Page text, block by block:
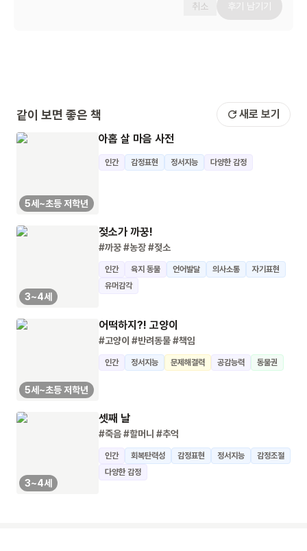
취소 후기 남기기
같이 보면 좋은 책 새로 보기
5세~초등 저학년
아홉 살 마음 사전
인간 감정표현 정서지능 다양한 감정
3~4세
젖소가 까꿍!
#까꿍#농장#젖소
인간 육지 동물 언어발달 의사소통
자기표현
유머감각
5세~초등 저학년
어떡하지?! 고양이
#고양이 #반려동물#책임
인간 정서지능 문제해결력 공감능력 동물권
3~4세
셋째 날
#죽음#할머니 #추억
인간 회복탄력성 감정표현 정서지능
감정조절
다양한 감정